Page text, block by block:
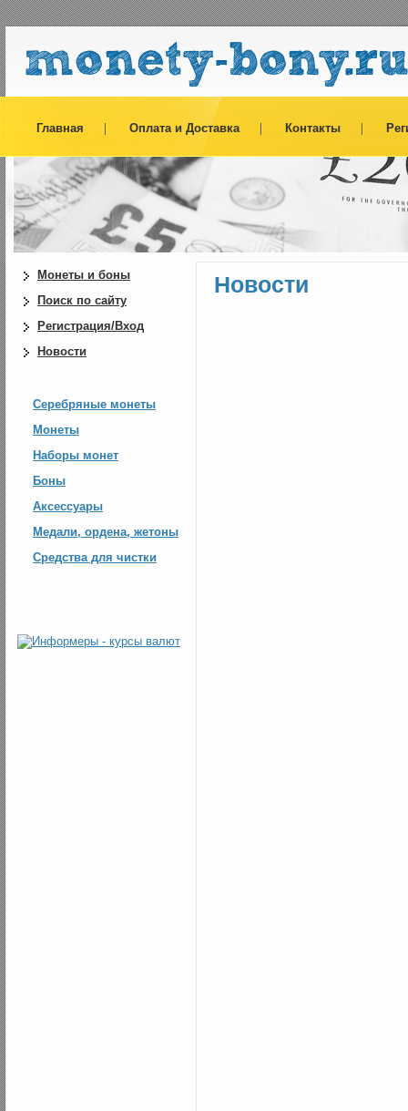
Главная Оплата и Доставка Контакты
Монеты и боны
Поиск по сайту
Регистрация/Вход
Новости
Серебряные монеты
Монеты
Наборы монет
Боны
Аксессуары
Медали, ордена, жетоны
Средства для чистки
Новости